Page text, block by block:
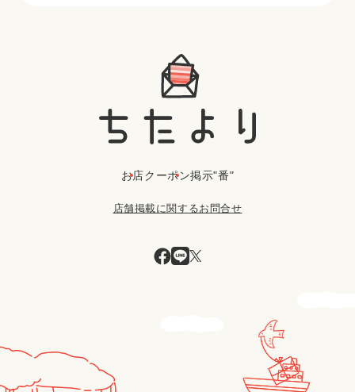
お店クーポン掲示"番"
店舗掲載に関するお問合せ